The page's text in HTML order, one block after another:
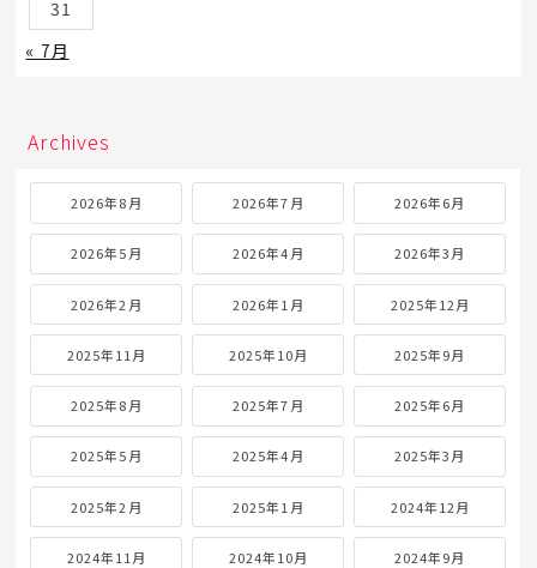
31
« 7月
Archives
2026年8月 2026年7月 2026年6月
2026年5月 2026年4月 2026年3月
2026年2月 2026年1月 2025年12月
2025年11月 2025年10月 2025年9月
2025年8月 2025年7月 2025年6月
2025年5月 2025年4月 2025年3月
2025年2月 2025年1月 2024年12月
2024年11月 2024年10月 2024年9月